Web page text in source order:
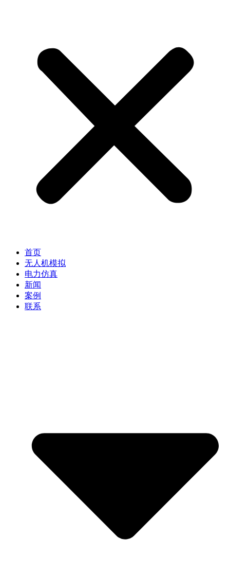
首页
无人机模拟
电力仿真
新闻
案例
联系